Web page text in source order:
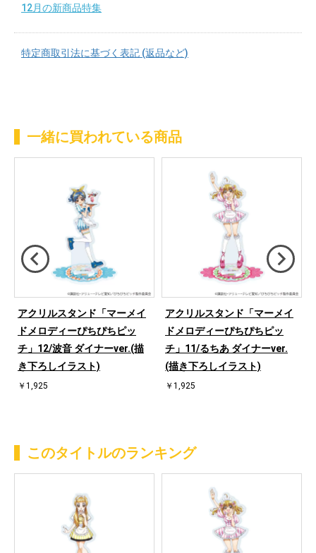
12月の新商品特集
特定商取引法に基づく表記 (返品など)
一緒に買われている商品
アクリルスタンド「マーメイ
ドメロディーぴちぴちピッ
チ」12/波音 ダイナーver.(描
き下ろしイラスト)
￥1,925
アクリルスタンド「マーメイ
ドメロディーぴちぴちピッ
チ」11/るちあ ダイナーver.
(描き下ろしイラスト)
￥1,925
このタイトルのランキング